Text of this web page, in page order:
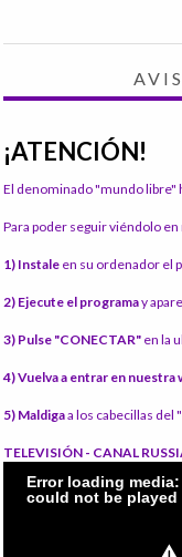
¡ATENCIÓN!
El denominado "mundo libre"
Para poder seguir viéndolo
1) Instale en su ordenador el
2) Ejecute el programay
3) Pulse "CONECTAR" en la
4) Vuelva a entrar en nuestra
5) Maldigaa los cabecillas del
TELEVISIÓN - CANAL